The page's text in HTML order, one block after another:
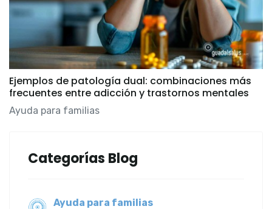
Ejemplos de patología dual: combinaciones más
frecuentes entre adicción y trastornos mentales
Ayuda para familias
Categorías Blog
Ayuda para familias